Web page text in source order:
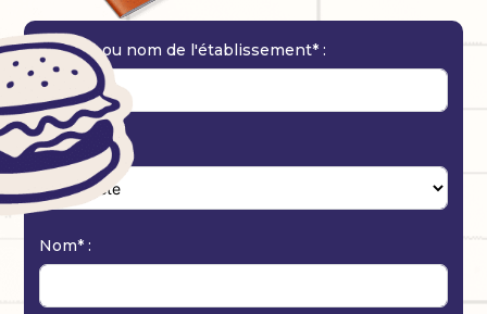
Société ou nom de l'établissement* :
Activité* :
Nom* :